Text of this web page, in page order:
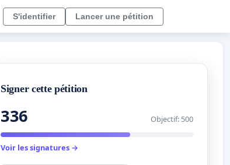
S'identifier Lancer une pétition
Signer cette pétition
336 Objectif: 500
Voir les signatures →